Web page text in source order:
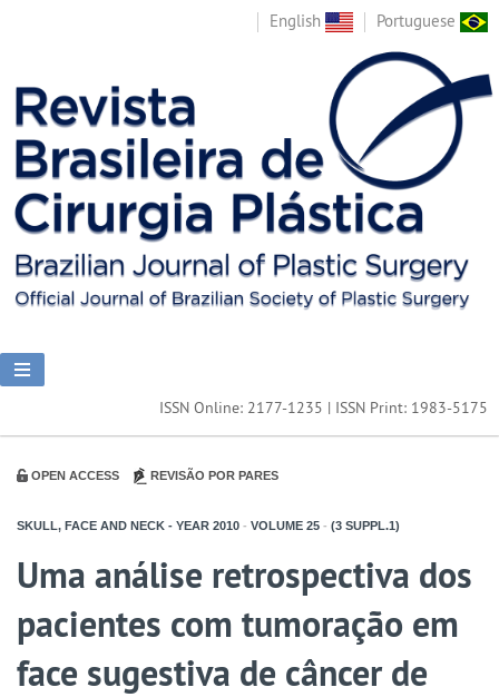
English Portuguese
ISSN Online: 2177-1235 | ISSN Print: 1983-5175
OPEN ACCESS REVISÃO POR PARES
SKULL, FACE AND NECK - YEAR 2010 - VOLUME 25 - (3 SUPPL.1)
Uma análise retrospectiva dos
pacientes com tumoração em
face sugestiva de câncer de